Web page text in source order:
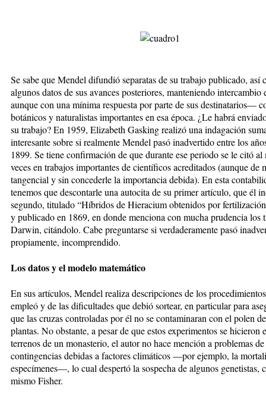
Se sabe que Mendel difundió separatas de su trabajo publicado, así
algunos datos de sus avances posteriores, manteniendo
aunque con una mínima respuesta por parte de sus destinatarios—
botánicos y naturalistas importantes en esa época. ¿Le habrá
su trabajo? En 1959, Elizabeth Gasking realizó una indagación
interesante sobre si realmente Mendel pasó inadvertido entre los
1899. Se tiene confirmación de que durante ese periodo se le citó al
veces en trabajos importantes de científicos acreditados (aunque de
tangencial y sin concederle la importancia debida). En esta
tenemos que descontarle una autocita de su primer artículo, que él
segundo, titulado “Híbridos de Hieracium obtenidos por
y publicado en 1869, en donde menciona con mucha prudencia los
Darwin, citándolo. Cabe preguntarse si verdaderamente pasó
propiamente, incomprendido.
Los datos y el modelo matemático
En sus artículos, Mendel realiza descripciones de los
empleó y de las dificultades que debió sortear, en particular para
que las cruzas controladas por él no se contaminaran con el polen
plantas. No obstante, a pesar de que estos experimentos se hicieron
terrenos de un monasterio, el autor no hace mención a problemas
contingencias debidas a factores climáticos —por ejemplo, la
especímenes—, lo cual despertó la sospecha de algunos genetistas,
mismo Fisher.